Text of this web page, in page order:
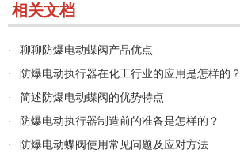
相关文档
·
聊聊防爆电动蝶阀产品优点
·
防爆电动执行器在化工行业的应用是怎样的？
·
简述防爆电动蝶阀的优势特点
·
防爆电动执行器制造前的准备是怎样的？
·
防爆电动蝶阀使用常见问题及应对方法